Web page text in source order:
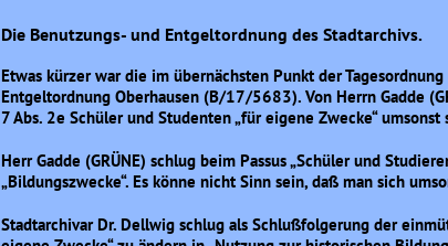
Die Benutzungs- und Entgeltordnung des Stadtarchivs.
Etwas kürzer war die im übernächsten Punkt der
Entgeltordnung Oberhausen (B/17/5683). Von Herrn Gadde
7 Abs. 2e Schüler und Studenten „für eigene Zwecke“
Herr Gadde (GRÜNE) schlug beim Passus „Schüler und
„Bildungszwecke“. Es könne nicht Sinn sein, daß man sich
Stadtarchivar Dr. Dellwig schlug als Schlußfolgerung der